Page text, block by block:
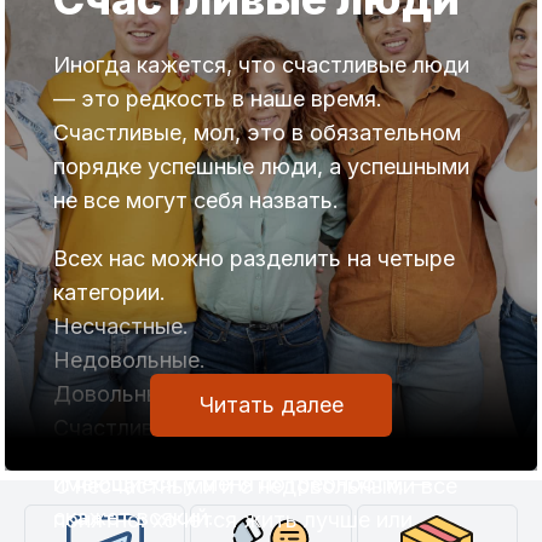
С удачей, проще всего, мы имеем дело,
если играем в лотерею.
Лотерея целиком построена на удаче
…
Однако, удовлетворение потребностей
неразрывно связано с наличием
возможностей.
Чтобы удовлетворить определенные
потребности, должны быть в наличии
соответствующие возможности.
Закон возрастания потребностей есть,
а вот закона возрастания
возможностей не существует.
-Дайте мне соответствующие
скажет всякий.
Иногда кажется, что счастливые люди
— это редкость в наше время.
Счастливые, мол, это в обязательном
порядке успешные люди, а успешными
не все могут себя назвать.
Всех нас можно разделить на четыре
категории.
Несчастные.
Недовольные.
Довольные.
Счастливые.
понятно: хочется жить лучше или
Читать далее